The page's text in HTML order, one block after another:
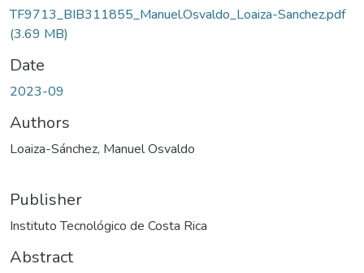
TF9713_BIB311855_Manuel.Osvaldo_Loaiza-Sanchez.pdf
(3.69 MB)
Date
2023-09
Authors
Loaiza-Sánchez, Manuel Osvaldo
Publisher
Instituto Tecnológico de Costa Rica
Abstract